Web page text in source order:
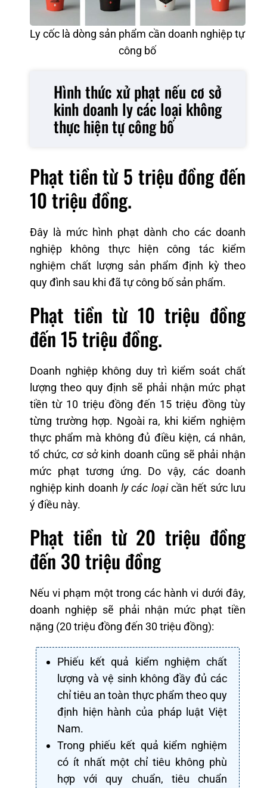
Ly cốc là dòng sản phẩm cần doanh nghiệp tự
công bố
Hình thức xử phạt nếu cơ sở
kinh doanh ly các loại không
thực hiện tự công bố
Phạt tiền từ 5 triệu đồng đến
10 triệu đồng.
Đây là mức hình phạt dành cho các doanh
nghiệp không thực hiện công tác kiểm
nghiệm chất lượng sản phẩm định kỳ theo
quy đình sau khi đã tự công bố sản phẩm.
Phạt tiền từ 10 triệu đồng
đến 15 triệu đồng.
Doanh nghiệp không duy trì kiểm soát chất
lượng theo quy định sẽ phải nhận mức phạt
tiền từ 10 triệu đồng đến 15 triệu đồng tùy
từng trường hợp. Ngoài ra, khi kiểm nghiệm
thực phẩm mà không đủ điều kiện, cá nhân,
tổ chức, cơ sở kinh doanh cũng sẽ phải nhận
mức phạt tương ứng. Do vậy, các doanh
nghiệp kinh doanh ly các loạicần hết sức lưu
ý điều này.
Phạt tiền từ 20 triệu đồng
đến 30 triệu đồng
Nếu vi phạm một trong các hành vi dưới đây,
doanh nghiệp sẽ phải nhận mức phạt tiền
nặng (20 triệu đồng đến 30 triệu đồng):
Phiếu kết quả kiểm nghiệm chất
lượng và vệ sinh không đầy đủ các
chỉ tiêu an toàn thực phẩm theo quy
định hiện hành của pháp luật Việt
Nam.
Trong phiếu kết quả kiểm nghiệm
có ít nhất một chỉ tiêu không phù
hợp với quy chuẩn, tiêu chuẩn